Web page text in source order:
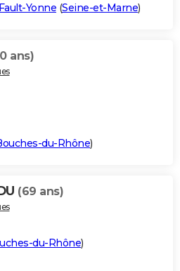
Yonne (Seine-et-Marne)
ans)
du-Rhône)
(69 ans)
du-Rhône)